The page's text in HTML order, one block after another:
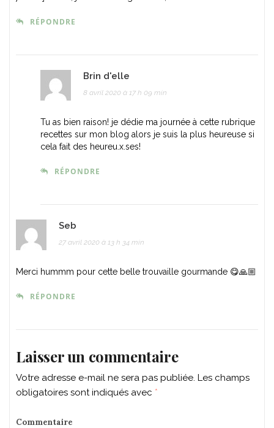
RÉPONDRE
Brin d'elle
8 avril 2020 à 17 h 09 min
Tu as bien raison! je dédie ma journée à cette rubrique
recettes sur mon blog alors je suis la plus heureuse si
cela fait des heureu.x.ses!
RÉPONDRE
Seb
27 avril 2020 à 13 h 34 min
Merci hummm pour cette belle trouvaille gourmande 😋🙏🏼
RÉPONDRE
Laisser un commentaire
Votre adresse e-mail ne sera pas publiée. Les champs
obligatoires sont indiqués avec *
Commentaire